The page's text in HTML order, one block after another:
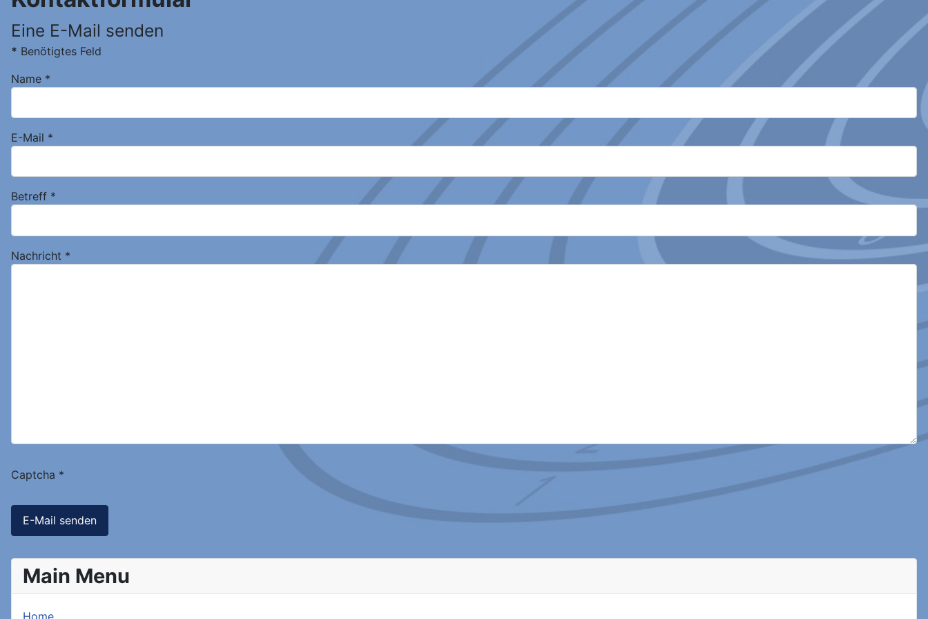
Eine E-Mail senden
* Benötigtes Feld
Name *
E-Mail *
Betreff *
Nachricht *
Captcha *
E-Mail senden
Main Menu
Home